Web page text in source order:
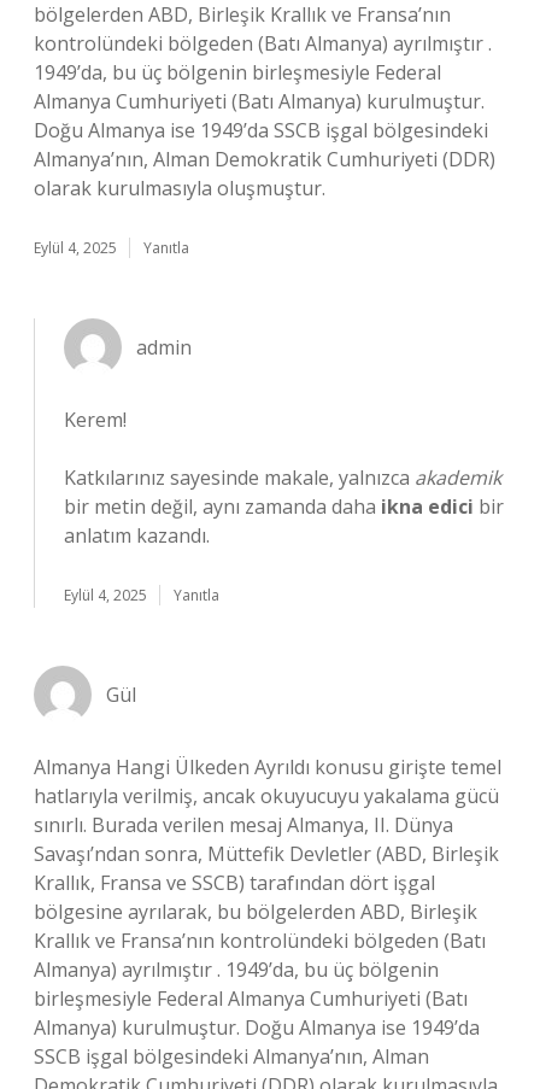
bölgelerden ABD, Birleşik Krallık ve Fransa’nın
kontrolündeki bölgeden (Batı Almanya) ayrılmıştır .
1949’da, bu üç bölgenin birleşmesiyle Federal
Almanya Cumhuriyeti (Batı Almanya) kurulmuştur.
Doğu Almanya ise 1949’da SSCB işgal bölgesindeki
Almanya’nın, Alman Demokratik Cumhuriyeti (DDR)
olarak kurulmasıyla oluşmuştur.
Eylül 4, 2025 Yanıtla
admin
Kerem!
Katkılarınız sayesinde makale, yalnızca akademik
bir metin değil, aynı zamanda daha ikna edici bir
anlatım kazandı.
Eylül 4, 2025 Yanıtla
Gül
Almanya Hangi Ülkeden Ayrıldı konusu girişte temel
hatlarıyla verilmiş, ancak okuyucuyu yakalama gücü
sınırlı. Burada verilen mesaj Almanya, II. Dünya
Savaşı’ndan sonra, Müttefik Devletler (ABD, Birleşik
Krallık, Fransa ve SSCB) tarafından dört işgal
bölgesine ayrılarak, bu bölgelerden ABD, Birleşik
Krallık ve Fransa’nın kontrolündeki bölgeden (Batı
Almanya) ayrılmıştır . 1949’da, bu üç bölgenin
birleşmesiyle Federal Almanya Cumhuriyeti (Batı
Almanya) kurulmuştur. Doğu Almanya ise 1949’da
SSCB işgal bölgesindeki Almanya’nın, Alman